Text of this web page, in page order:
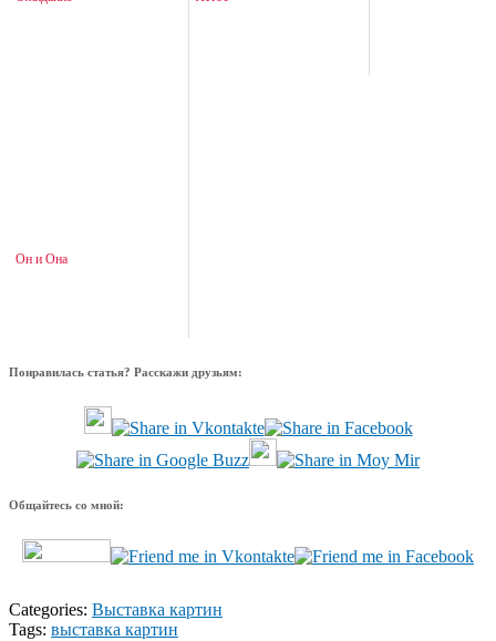
Он и Она
Понравилась статья? Расскажи друзьям:
Общайтесь со мной:
Categories: Выставка картин
Tags: выставка картин